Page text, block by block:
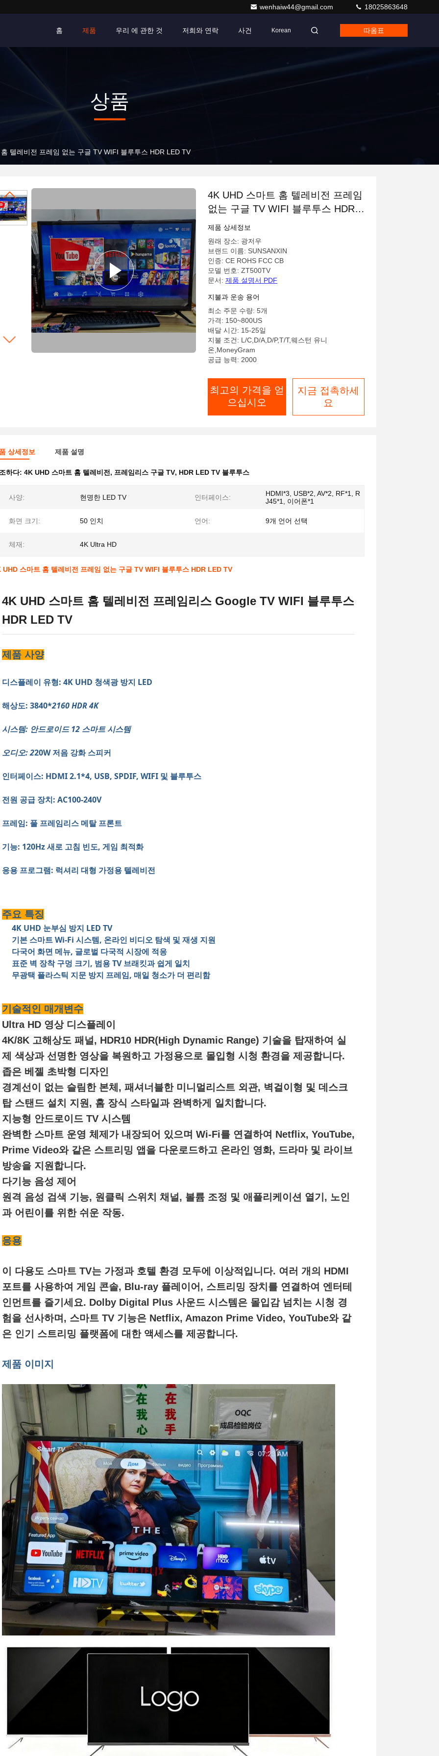
wenhaiw44@gmail.com 18025863648
홈 제품 우리 에 관한 것 저희와 연락 사건 Korean 따옴표
상품
텔레비전 프레임 없는 구글 TV WIFI 블루투스 HDR LED TV
4K UHD 스마트 홈 텔레비전 프레임
없는 구글 TV WIFI 블루투스 HDR
LED TV
제품 상세정보
원래 장소: 광저우
브랜드 이름: SUNSANXIN
인증: CE ROHS FCC CB
모델 번호: ZT500TV
문서: 제품 설명서 PDF
지불과 운송 용어
최소 주문 수량: 5개
가격: 150~800US
배달 시간: 15-25일
지불 조건: L/C,D/A,D/P,T/T,웨스턴 유니
온,MoneyGram
공급 능력: 2000
최고의 가격을 얻
으십시오
지금 접촉하세
요
상세정보 제품 설명
하다: 4K UHD 스마트 홈 텔레비전 , 프레임리스 구글 TV, HDR LED TV 블루투스
사양: 현명한 LED TV 인터페이스:
HDMI*3, USB*2, AV*2, RF*1, R
J45*1, 이어폰*1
화면 크기: 50 인치 언어: 9개 언어 선택
체재: 4K Ultra HD
UHD 스마트 홈 텔레비전 프레임 없는 구글 TV WIFI 블루투스 HDR LED TV
4K UHD 스마트 홈 텔레비전 프레임리스 Google TV WIFI 블루투스
HDR LED TV
제품 사양
디스플레이 유형: 4K UHD 청색광 방지 LED
해상도: 3840*2160 HDR 4K
시스템: 안드로이드 12 스마트 시스템
오디오: 220W 저음 강화 스피커
인터페이스: HDMI 2.1*4, USB, SPDIF, WIFI 및 블루투스
전원 공급 장치: AC100-240V
프레임: 풀 프레임리스 메탈 프론트
기능: 120Hz 새로 고침 빈도, 게임 최적화
응용 프로그램: 럭셔리 대형 가정용 텔레비전
주요 특징
4K UHD 눈부심 방지 LED TV
기본 스마트 Wi-Fi 시스템, 온라인 비디오 탐색 및 재생 지원
다국어 화면 메뉴, 글로벌 다국적 시장에 적응
표준 벽 장착 구멍 크기, 범용 TV 브래킷과 쉽게 일치
무광택 플라스틱 지문 방지 프레임, 매일 청소가 더 편리함
기술적인 매개변수
Ultra HD 영상 디스플레이
4K/8K 고해상도 패널, HDR10 HDR(High Dynamic Range) 기술을 탑재하여 실
제 색상과 선명한 영상을 복원하고 가정용으로 몰입형 시청 환경을 제공합니다.
좁은 베젤 초박형 디자인
경계선이 없는 슬림한 본체, 패셔너블한 미니멀리스트 외관, 벽걸이형 및 데스크
탑 스탠드 설치 지원, 홈 장식 스타일과 완벽하게 일치합니다.
지능형 안드로이드 TV 시스템
완벽한 스마트 운영 체제가 내장되어 있으며 Wi-Fi를 연결하여 Netflix, YouTube,
Prime Video와 같은 스트리밍 앱을 다운로드하고 온라인 영화, 드라마 및 라이브
방송을 지원합니다.
다기능 음성 제어
원격 음성 검색 기능, 원클릭 스위치 채널, 볼륨 조정 및 애플리케이션 열기, 노인
과 어린이를 위한 쉬운 작동.
응용
이 다용도 스마트 TV는 가정과 호텔 환경 모두에 이상적입니다. 여러 개의 HDMI
포트를 사용하여 게임 콘솔, Blu-ray 플레이어, 스트리밍 장치를 연결하여 엔터테
인먼트를 즐기세요. Dolby Digital Plus 사운드 시스템은 몰입감 넘치는 시청 경
험을 선사하며, 스마트 TV 기능은 Netflix, Amazon Prime Video, YouTube와 같
은 인기 스트리밍 플랫폼에 대한 액세스를 제공합니다.
제품 이미지